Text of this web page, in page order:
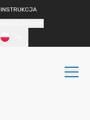
INSTRUKCJA